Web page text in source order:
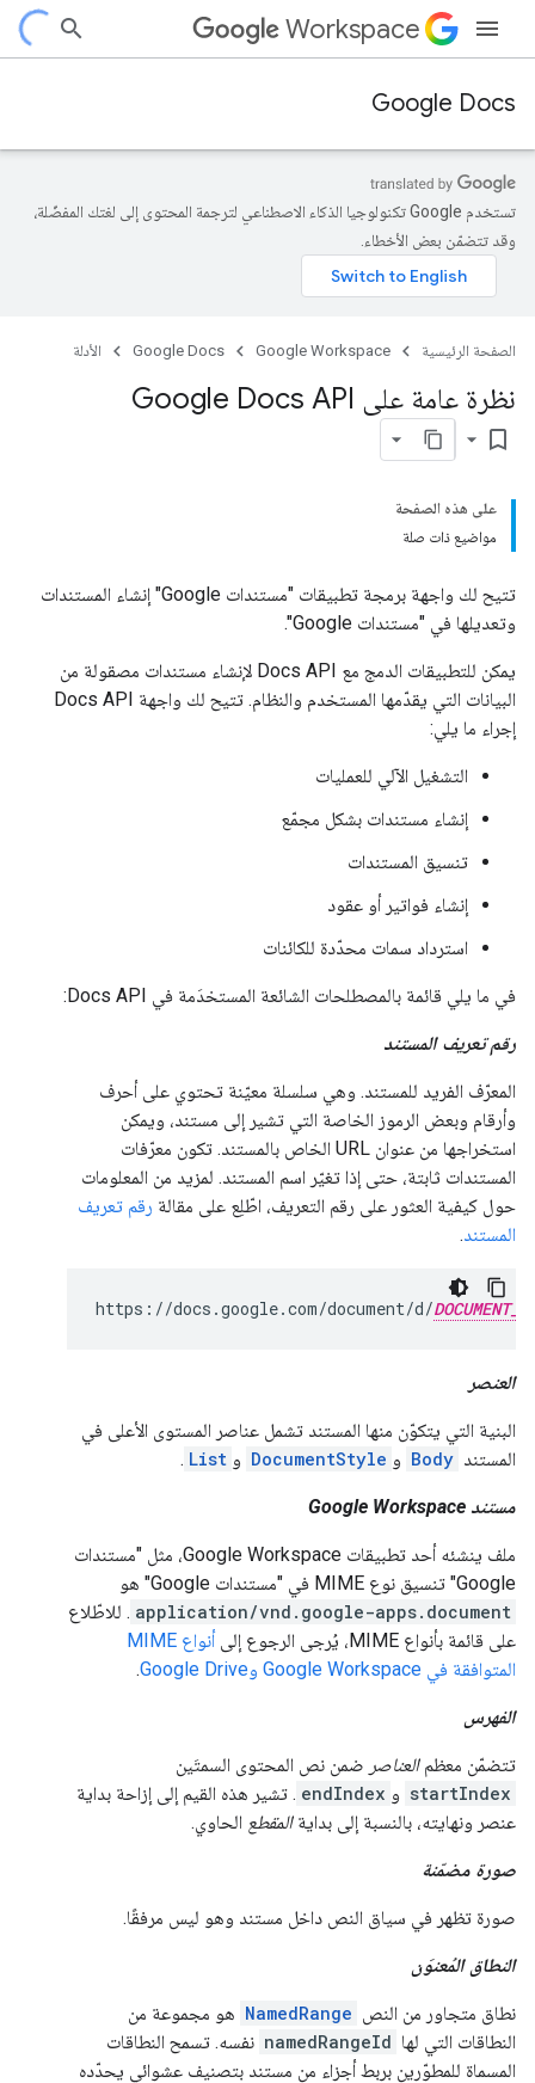
Workspace
Google Docs
تستخدم Google تكنولوجيا الذكاء الاصطناعي لترجمة المحتوى إلى لغتك المفضّلة،
وقد تتضمّن بعض الأخطاء.
الصفحة الرئيسية Google Workspace
Google Docs الأدلة
نظرة عامة على Google Docs API
bookmark_border
على هذه الصفحة
مواضيع ذات صلة
تتيح لك واجهة برمجة تطبيقات "مستندات Google" إنشاء المستندات
وتعديلها في "مستندات Google".
يمكن للتطبيقات الدمج مع Docs API لإنشاء مستندات مصقولة من
البيانات التي يقدّمها المستخدم والنظام. تتيح لك واجهة Docs API
إجراء ما يلي:
التشغيل الآلي للعمليات
إنشاء مستندات بشكل مجمّع
تنسيق المستندات
إنشاء فواتير أو عقود
استرداد سمات محدّدة للكائنات
في ما يلي قائمة بالمصطلحات الشائعة المستخدَمة في Docs API:
رقم تعريف المستند
المعرّف الفريد للمستند. وهي سلسلة معيّنة تحتوي على أحرف
وأرقام وبعض الرموز الخاصة التي تشير إلى مستند، ويمكن
استخراجها من عنوان URL الخاص بالمستند. تكون معرّفات
المستندات ثابتة، حتى إذا تغيّر اسم المستند. لمزيد من المعلومات
حول كيفية العثور على رقم التعريف، اطّلِع على مقالة رقم تعريف
المستند.
https://docs.google.com/document/d/
العنصر
البنية التي يتكوّن منها المستند تشمل عناصر المستوى الأعلى في
المستند Body و DocumentStyle و List
.
مستند Google Workspace
ملف ينشئه أحد تطبيقات Google Workspace، مثل "مستندات
Google" تنسيق نوع MIME في "مستندات Google" هو
application/vnd.google-apps.document . للاطّلاع
على قائمة بأنواع MIME، يُرجى الرجوع إلى
أنواع MIME
المتوافقة في Google Workspace وGoogle Drive
.
الفهرس
تتضمّن معظمالعناصر ضمن نص المحتوى السمتَين
startIndex و endIndex . تشير هذه القيم إلى إزاحة بداية
عنصر ونهايته، بالنسبة إلى بدايةالمقطع الحاوي.
صورة مضمّنة
صورة تظهر في سياق النص داخل مستند وهو ليس مرفقًا.
النطاق المُعنوَن
نطاق متجاور من النص NamedRange هو مجموعة من
النطاقات التي لها namedRangeId نفسه. تسمح النطاقات
المسماة للمطوّرين بربط أجزاء من مستند بتصنيف عشوائي يحدّده